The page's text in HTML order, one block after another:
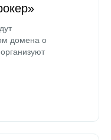
домена о